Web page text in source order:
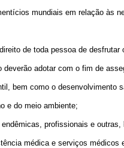
mundiais em relação
de toda pessoa de
adotar com o fim de
bem como o desenvolvimento
e do meio ambiente;
profissionais e
médica e serviços médicos